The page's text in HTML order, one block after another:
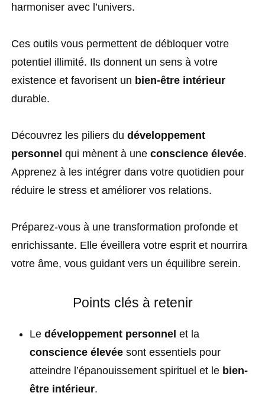
harmoniser avec l’univers.
Ces outils vous permettent de débloquer votre
potentiel illimité. Ils donnent un sens à votre
existence et favorisent un bien-être intérieur
durable.
Découvrez les piliers du développement
personnel qui mènent à une conscience élevée.
Apprenez à les intégrer dans votre quotidien pour
réduire le stress et améliorer vos relations.
Préparez-vous à une transformation profonde et
enrichissante. Elle éveillera votre esprit et nourrira
votre âme, vous guidant vers un équilibre serein.
Points clés à retenir
Le développement personnel et la
conscience élevée sont essentiels pour
atteindre l’épanouissement spirituel et le bien-
être intérieur.